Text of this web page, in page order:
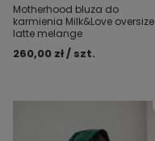
Motherhood bluza do
karmienia Milk&Love oversize
latte melange
260,00 zł / szt.